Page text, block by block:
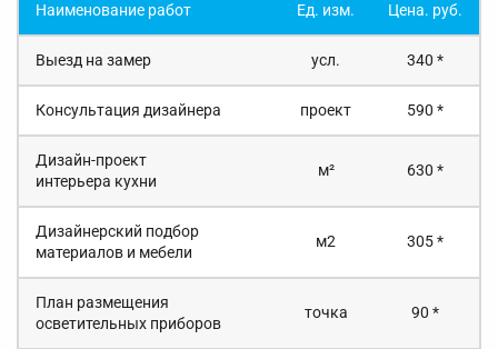
Наименование работ Ед. изм. Цена. руб.
Выезд на замер усл. 340 *
Консультация дизайнера проект 590 *
Дизайн-проект
интерьера кухни
м² 630 *
Дизайнерский подбор
материалов и мебели
м2 305 *
План размещения
осветительных приборов
точка 90 *